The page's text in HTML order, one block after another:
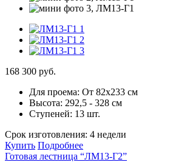
168 300 руб.
Для проема: От 82х233 см
Высота: 292,5 - 328 см
Ступеней: 13 шт.
Срок изготовления: 4 недели
Купить Подробнее
Готовая лестница “ЛМ13-Г2”